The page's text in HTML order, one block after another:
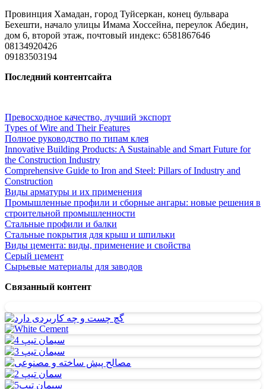
Провинция Хамадан, город Туйсеркан, конец бульвара
Бехешти, начало улицы Имама Хоссейна, переулок Абедин,
дом 6, второй этаж, почтовый индекс: 6581867646
08134920426
09183503194
Последний контентсайта
Превосходное качество, лучший экспорт
Types of Wire and Their Features
Полное руководство по типам клея
Innovative Building Products: A Sustainable and Smart Future for
the Construction Industry
Comprehensive Guide to Iron and Steel: Pillars of Industry and
Construction
Виды арматуры и их применения
Промышленные профили и сборные ангары: новые решения в
строительной промышленности
Стальные профили и балки
Стальные покрытия для крыш и шпильки
Виды цемента: виды, применение и свойства
Серый цемент
Сырьевые материалы для заводов
Связанный контент